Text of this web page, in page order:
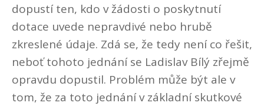
dopustí ten, kdo v žádosti o poskytnutí
dotace uvede nepravdivé nebo hrubě
zkreslené údaje. Zdá se, že tedy není co řešit,
neboť tohoto jednání se Ladislav Bílý zřejmě
opravdu dopustil. Problém může být ale v
tom, že za toto jednání v základní skutkové